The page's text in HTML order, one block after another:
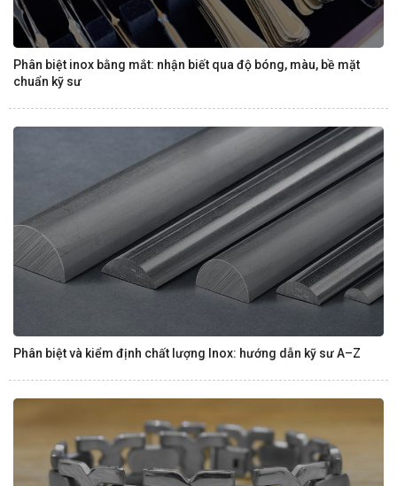
Phân biệt inox bằng mắt: nhận biết qua độ bóng, màu, bề mặt
chuẩn kỹ sư
Phân biệt và kiểm định chất lượng Inox: hướng dẫn kỹ sư A–Z